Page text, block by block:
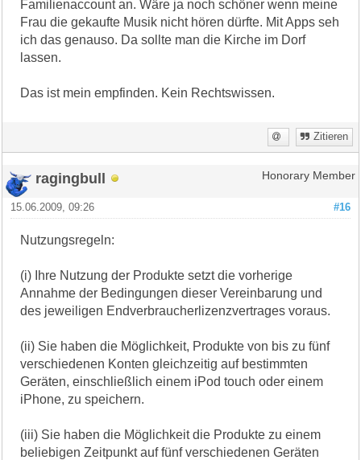
Familienaccount an. Wäre ja noch schöner wenn meine
Frau die gekaufte Musik nicht hören dürfte. Mit Apps seh
ich das genauso. Da sollte man die Kirche im Dorf
lassen.
Das ist mein empfinden. Kein Rechtswissen.
Zitieren
ragingbull Honorary Member
#16
15.06.2009, 09:26
Nutzungsregeln:
(i) Ihre Nutzung der Produkte setzt die vorherige
Annahme der Bedingungen dieser Vereinbarung und
des jeweiligen Endverbraucherlizenzvertrages voraus.
(ii) Sie haben die Möglichkeit, Produkte von bis zu fünf
verschiedenen Konten gleichzeitig auf bestimmten
Geräten, einschließlich einem iPod touch oder einem
iPhone, zu speichern.
(iii) Sie haben die Möglichkeit die Produkte zu einem
beliebigen Zeitpunkt auf fünf verschiedenen Geräten